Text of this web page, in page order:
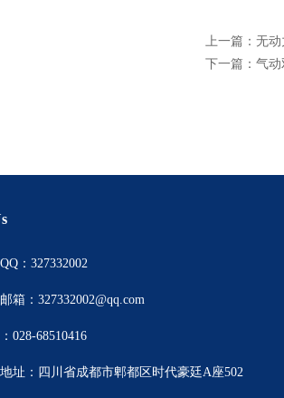
上一篇： 无动
下一篇： 气动
：327332002
箱：327332002@qq.com
028-68510416
址：四川省成都市郫都区时代豪廷A座502